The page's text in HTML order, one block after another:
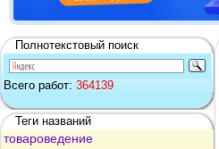
Полнотекстовый поиск
Всего работ: 364139
Теги названий
товароведение